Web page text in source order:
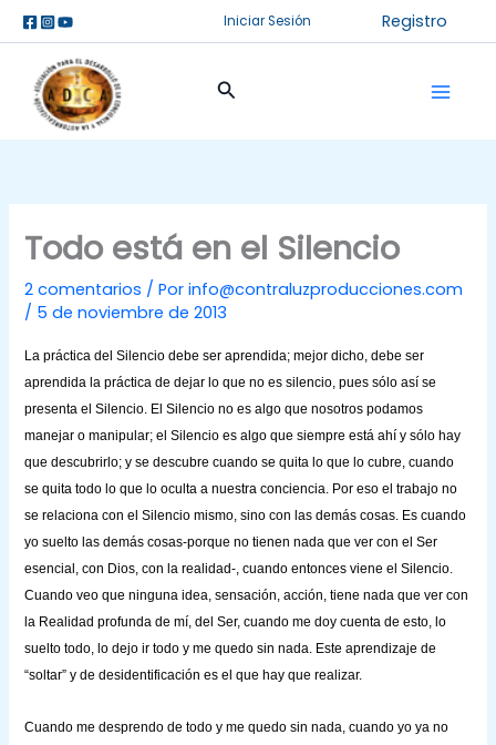
al
contenido
Iniciar Sesión Registro
Buscar
Todo está en el Silencio
2 comentarios / Porinfo@contraluzproducciones.com
/ 5 de noviembre de 2013
La práctica del Silencio debe ser aprendida; mejor dicho, debe ser
aprendida la práctica de dejar lo que no es silencio, pues sólo así se
presenta el Silencio. El Silencio no es algo que nosotros podamos
manejar o manipular; el Silencio es algo que siempre está ahí y sólo hay
que descubrirlo; y se descubre cuando se quita lo que lo cubre, cuando
se quita todo lo que lo oculta a nuestra conciencia. Por eso el trabajo no
se relaciona con el Silencio mismo, sino con las demás cosas. Es cuando
yo suelto las demás cosas-porque no tienen nada que ver con el Ser
esencial, con Dios, con la realidad-, cuando entonces viene el Silencio.
Cuando veo que ninguna idea, sensación, acción, tiene nada que ver con
la Realidad profunda de mí, del Ser, cuando me doy cuenta de esto, lo
suelto todo, lo dejo ir todo y me quedo sin nada. Este aprendizaje de
“soltar” y de desidentificación es el que hay que realizar.
Cuando me desprendo de todo y me quedo sin nada, cuando yo ya no